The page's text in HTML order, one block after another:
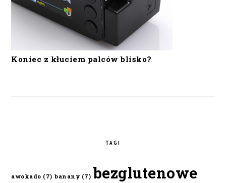
Koniec z kłuciem palców blisko?
TAGI
awokado (7) banany (7) bezglutenowe